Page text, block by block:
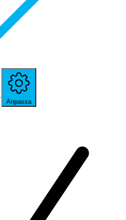
Anpassa